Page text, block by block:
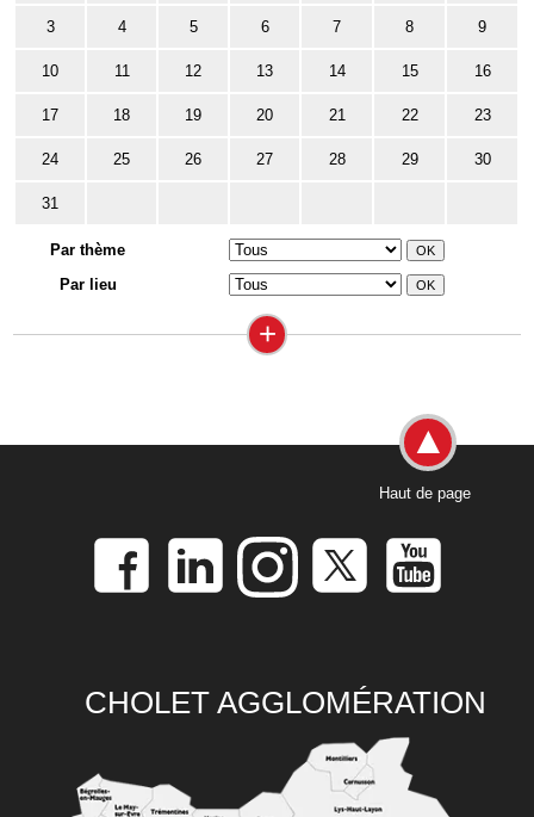
3 4 5 6 7 8 9
10 11 12 13 14 15 16
17 18 19 20 21 22 23
24 25 26 27 28 29 30
31
Par thème
Par lieu
+
Haut de page
CHOLET AGGLOMÉRATION